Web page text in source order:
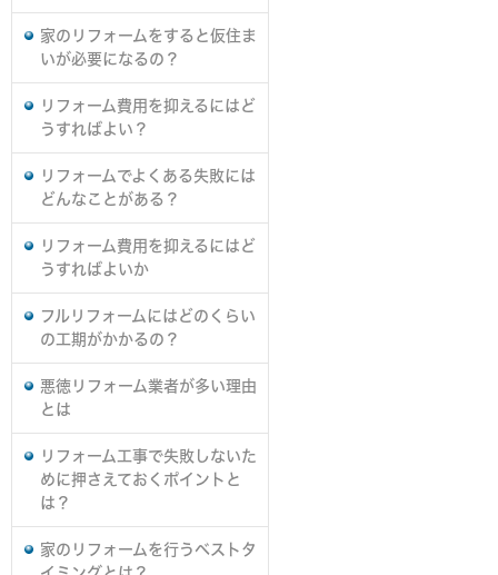
家のリフォームをすると仮住ま
いが必要になるの？
リフォーム費用を抑えるにはど
うすればよい？
リフォームでよくある失敗には
どんなことがある？
リフォーム費用を抑えるにはど
うすればよいか
フルリフォームにはどのくらい
の工期がかかるの？
悪徳リフォーム業者が多い理由
とは
リフォーム工事で失敗しないた
めに押さえておくポイントと
は？
家のリフォームを行うベストタ